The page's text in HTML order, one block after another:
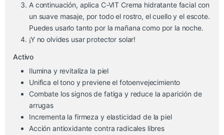
A continuación, aplica C-VIT Crema hidratante facial con
un suave masaje, por todo el rostro, el cuello y el escote.
Puedes usarlo tanto por la mañana como por la noche.
¡Y no olvides usar protector solar!
Activo
Ilumina y revitaliza la piel
Unifica el tono y previene el fotoenvejecimiento
Combate los signos de fatiga y reduce la aparición de
arrugas
Incrementa la firmeza y elasticidad de la piel
Acción antioxidante contra radicales libres